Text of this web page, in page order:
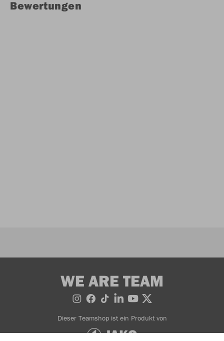
Bewertungen
WE ARE TEAM
Dieser Teamshop ist ein Produkt von